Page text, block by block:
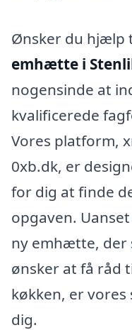
Ønsker du hjælp
emhætte i
nogensinde at
kvalificerede
Vores platform,
0xb.dk, er
for dig at finde
opgaven.
ny emhætte, der
ønsker at få råd
køkken, er
dig.